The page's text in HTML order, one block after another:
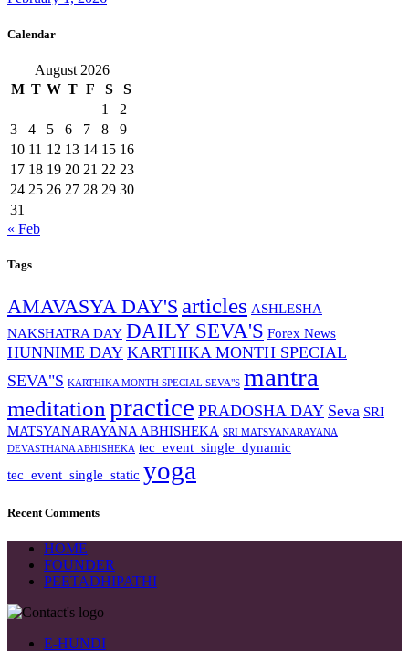
Calendar
August 2026
M T W T F S
S
1
2
3
4 5 6 7 8
9
10 11 12 13 14 15 16
17 18 19 20 21 22 23
24 25 26 27 28 29 30
31
« Feb
Tags
AMAVASYA DAY'S articles ASHLESHA
NAKSHATRA DAY DAILY SEVA'S Forex News
HUNNIME DAY KARTHIKA MONTH SPECIAL
SEVA"S KARTHIKA MONTH SPECIAL SEVA"S mantra
meditationpractice PRADOSHA DAY Seva SRI
MATSYANARAYANA ABHISHEKA SRI MATSYANARAYANA
DEVASTHANA ABHISHEKA tec_event_single_dynamic
tec_event_single_static yoga
Recent Comments
HOME
FOUNDER
PEETADHIPATHI
E-HUNDI